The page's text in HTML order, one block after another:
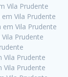
Vila Prudente
Vila Prudente
Vila Prudente
Prudente
Vila Prudente
Vila Prudente